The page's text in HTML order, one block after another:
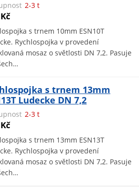
2-3 t
s trnem 10mm ESN10T
Rychlospojka v provedení
mosaz o světlosti DN 7,2. Pasuje
s trnem 13mm
Ludecke DN 7,2
2-3 t
s trnem 13mm ESN13T
Rychlospojka v provedení
mosaz o světlosti DN 7,2. Pasuje